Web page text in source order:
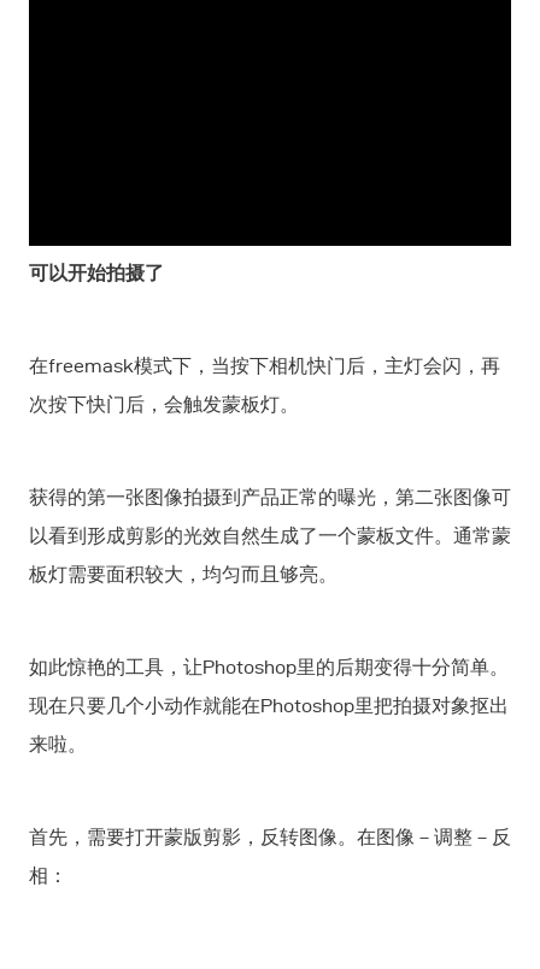
可以开始拍摄了
在freemask模式下，当按下相机快门后，主灯会闪，再
次按下快门后，会触发蒙板灯。
获得的第一张图像拍摄到产品正常的曝光，第二张图像可
以看到形成剪影的光效自然生成了一个蒙板文件。通常蒙
板灯需要面积较大，均匀而且够亮。
如此惊艳的工具，让Photoshop里的后期变得十分简单。
现在只要几个小动作就能在Photoshop里把拍摄对象抠出
来啦。
首先，需要打开蒙版剪影，反转图像。在图像－调整－反
相：